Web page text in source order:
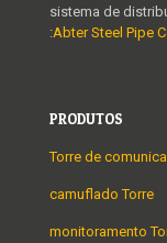
sistema de
:Abter Steel Pipe
PRODUTOS
Torre de
camuflado Torre
monitoramento